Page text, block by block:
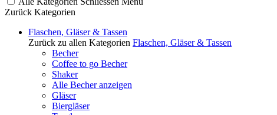
Zurück Kategorien
Flaschen, Gläser & Tassen
Zurück zu allen Kategorien Flaschen, Gläser & Tassen
Becher
Coffee to go Becher
Shaker
Alle Becher anzeigen
Gläser
Biergläser